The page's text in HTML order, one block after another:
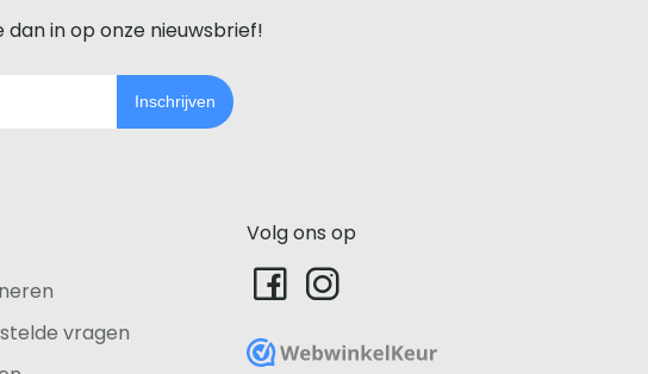
in op onze nieuwsbrief!
Inschrijven
vragen
Volg ons op
WebwinkelKeur